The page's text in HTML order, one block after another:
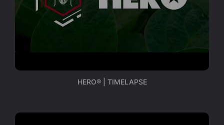
HERO® | TIMELAPSE